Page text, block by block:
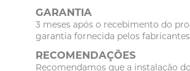
GARANTIA
3 meses após o recebimento do
garantia fornecida pelos
RECOMENDAÇÕES
Recomendamos que a instalação